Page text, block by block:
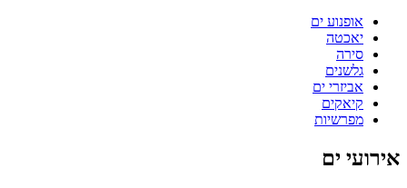
אופנוע ים
יאכטה
סירה
גלשנים
אביזרי ים
קיאקים
מפרשיות
אירועי ים